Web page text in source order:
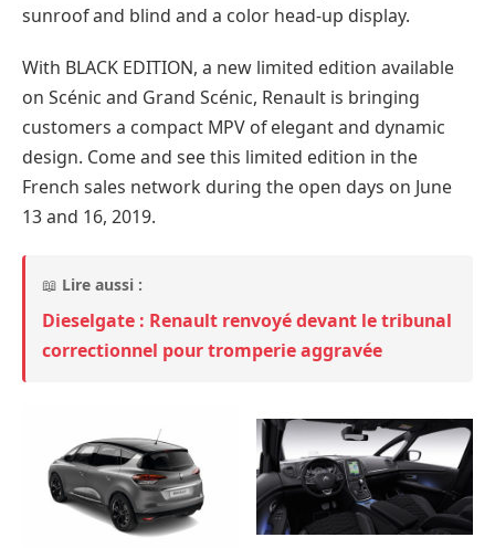
sunroof and blind and a color head-up display.
With BLACK EDITION, a new limited edition available
on Scénic and Grand Scénic, Renault is bringing
customers a compact MPV of elegant and dynamic
design. Come and see this limited edition in the
French sales network during the open days on June
13 and 16, 2019.
📖 Lire aussi :
Dieselgate : Renault renvoyé devant le tribunal
correctionnel pour tromperie aggravée